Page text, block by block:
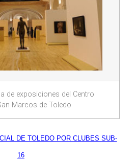
de exposiciones del Centro
Marcos de Toledo
DE TOLEDO POR CLUBES SUB-
16